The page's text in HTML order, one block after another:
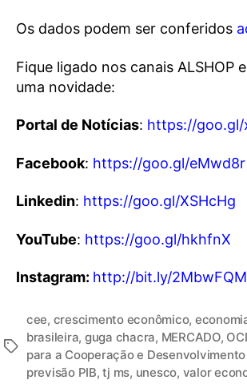
Os dados podem ser conferidos
Fique ligado nos canais ALSHOP
uma novidade:
Portal de Notícias: https://goo.gl/
Facebook: https://goo.gl/eMwd8r
Linkedin: https://goo.gl/XSHcHg
YouTube: https://goo.gl/hkhfnX
Instagram: http://bit.ly/2MbwFQM
cee, crescimento econômico,
brasileira, guga chacra, MERCADO,
para a Cooperação e
previsão PIB,tj ms, unesco, valor